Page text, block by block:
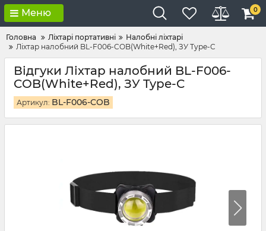
Меню 0
Головна Ліхтарі портативні
Налобні ліхтарі
Ліхтар налобний BL-F006-COB(White+Red), ЗУ Type-C
Відгуки Ліхтар налобний BL-F006-
COB(White+Red), ЗУ Type-C
Артикул: BL-F006-COB